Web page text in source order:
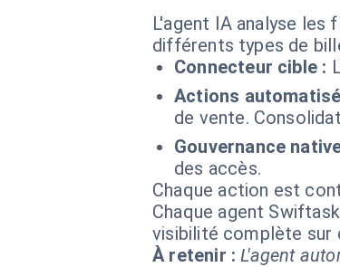
L'agent IA analyse
différents types de
Connecteur cible :
Actions
de vente.
Gouvernance
des accès.
Chaque action est
Chaque agent
visibilité complète sur
À retenir : L'agent